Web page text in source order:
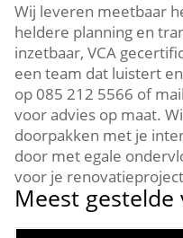
Wij leveren meetbaar
heldere planning en
inzetbaar, VCA
een team dat luistert
op 085 212 5566 of
voor advies op maat.​
doorpakken met je
door met egale
voor je
Meest gestelde